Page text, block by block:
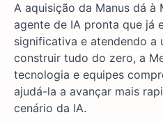
A aquisição da Manus dá à
agente de IA pronta que já
significativa e atendendo a
construir tudo do zero, a
tecnologia e equipes
ajudá-la a avançar mais
cenário da IA.